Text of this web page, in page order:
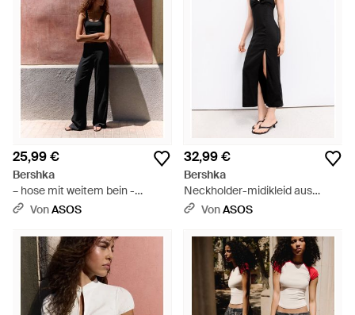
25,99 €
Bershka
– hose mit weitem bein -
Schwarz
VonASOS
32,99 €
Bershka
Neckholder-midikleid aus
leinen - Schwarz
VonASOS